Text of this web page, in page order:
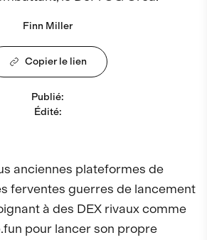
Finn Miller
Copier le lien
Publié:
Édité:
anciennes plateformes de
ferventes guerres de lancement
à des DEX rivaux comme
pour lancer son propre